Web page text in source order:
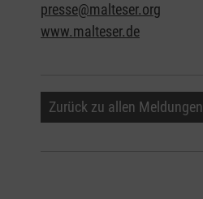
presse@malteser.org
www.malteser.de
Zurück zu allen Meldungen